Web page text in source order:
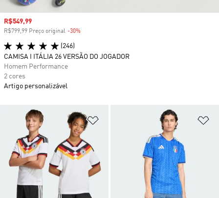
Adicionar à Lista de Desejos
Preço com desconto
R$549,99
R$799,99 Preço original -30%
(246)
CAMISA I ITÁLIA 26 VERSÃO DO JOGADOR
Homem Performance
2 cores
Artigo personalizável